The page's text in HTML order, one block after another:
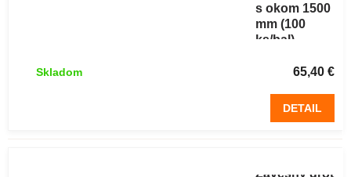
s okom 1500
mm (100
ks/bal)
65,40 €
Skladom
DETAIL
Závesný drôt